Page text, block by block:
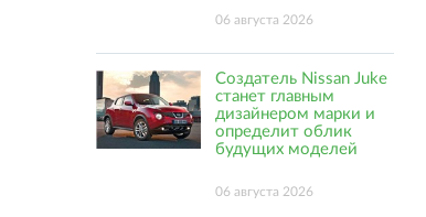
06 августа 2026
Создатель Nissan Juke
станет главным
дизайнером марки и
определит облик
будущих моделей
06 августа 2026